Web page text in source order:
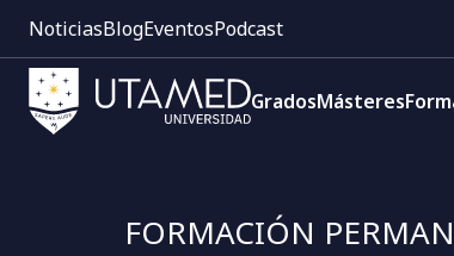
contenido
principal
cabecera:
Menú
1
NoticiasBlogEventosPodcast
principal
GradosMásteres
FORMACIÓN